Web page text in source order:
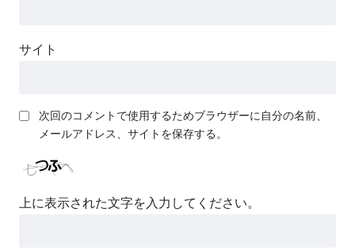
サイト
次回のコメントで使用するためブラウザーに自分の名前、
メールアドレス、サイトを保存する。
上に表示された文字を入力してください。